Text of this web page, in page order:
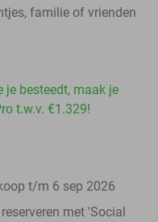
familie of vrienden
je besteedt, maak je
t.w.v. €1.329!
t/m 6 sep 2026
met 'Social